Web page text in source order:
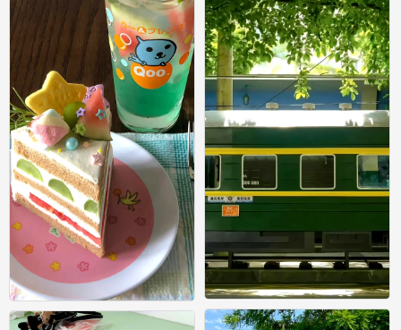
绿色壁纸 ins风壁纸 锁屏
绿色壁纸 ins风壁纸 锁屏